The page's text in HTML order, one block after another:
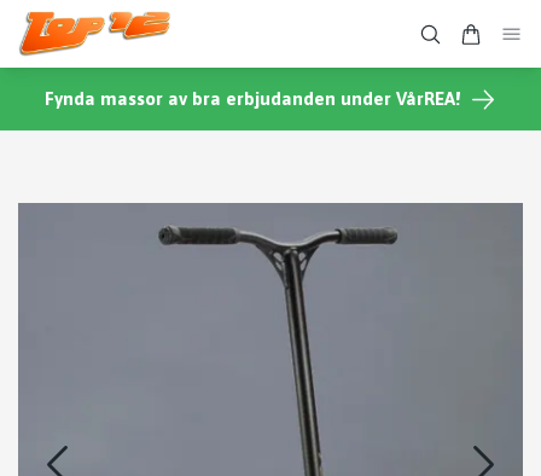
Fynda massor av bra erbjudanden under VårREA!